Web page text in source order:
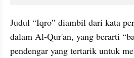
Judul “Iqro” diambil dari kata
dalam Al-Qur'an, yang berarti
pendengar yang tertarik untuk